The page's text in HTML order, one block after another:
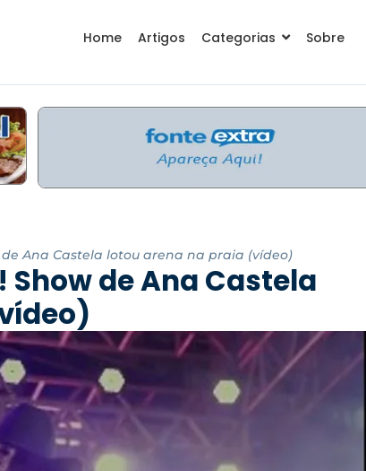
Home Artigos Categorias Sobre
Ana Castela lotou arena na praia (vídeo)
de Ana Castela